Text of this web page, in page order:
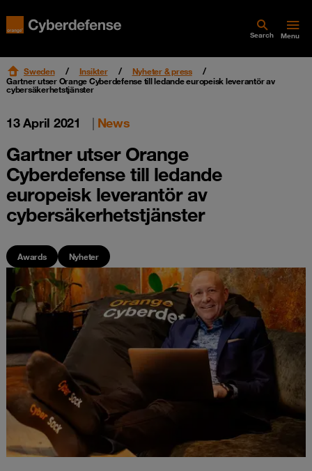
Search Menu
Sweden Insikter
Nyheter & press
Gartner utser Orange Cyberdefense till ledande europeisk leverantör av
cybersäkerhetstjänster
13 April 2021 | News
Gartner utser Orange
Cyberdefense till ledande
europeisk leverantör av
cybersäkerhetstjänster
Awards Nyheter